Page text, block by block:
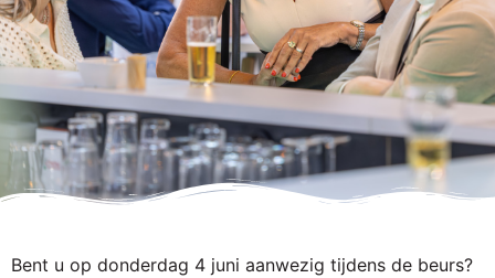
Bent u op donderdag 4 juni aanwezig tijdens de beurs?